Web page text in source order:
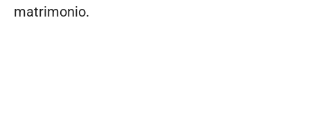
matrimonio.